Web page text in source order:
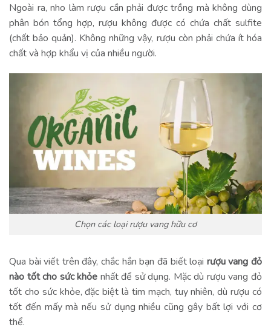
Ngoài ra, nho làm rượu cần phải được trồng mà không dùng
phân bón tổng hợp, rượu không được có chứa chất sulfite
(chất bảo quản). Không những vậy, rượu còn phải chứa ít hóa
chất và hợp khẩu vị của nhiều người.
Chọn các loại rượu vang hữu cơ
Qua bài viết trên đây, chắc hẳn bạn đã biết loại rượu vang đỏ
nào tốt cho sức khỏe nhất để sử dụng. Mặc dù rượu vang đỏ
tốt cho sức khỏe, đặc biệt là tim mạch, tuy nhiên, dù rượu có
tốt đến mấy mà nếu sử dụng nhiều cũng gây bất lợi với cơ
thể.